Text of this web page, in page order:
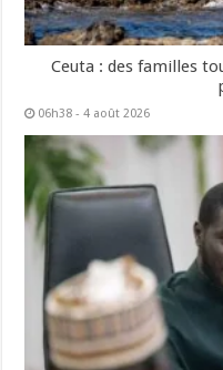
Ceuta : des familles
06h38 - 4 août 2026